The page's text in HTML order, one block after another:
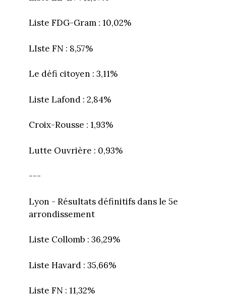
Liste FDG-Gram : 10,02%
LIste FN : 8,57%
Le défi citoyen : 3,11%
Liste Lafond : 2,84%
Croix-Rousse : 1,93%
Lutte Ouvrière : 0,93%
---
Lyon - Résultats définitifs dans le 5e
arrondissement
Liste Collomb : 36,29%
Liste Havard : 35,66%
Liste FN : 11,32%